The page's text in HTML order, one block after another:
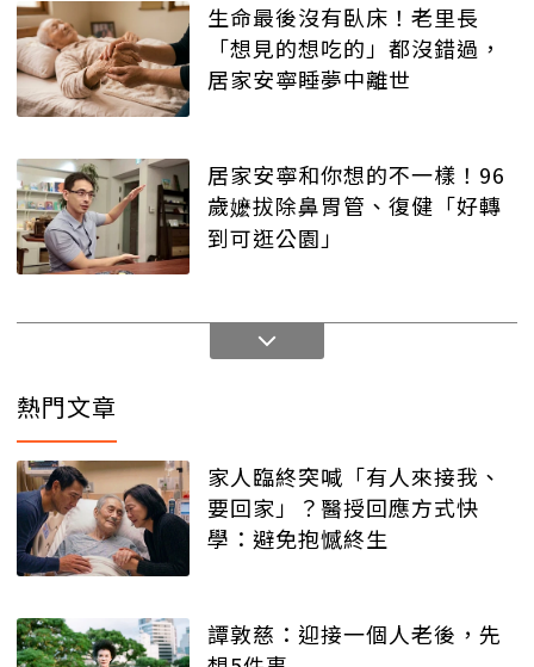
生命最後沒有臥床！老里長
「想見的想吃的」都沒錯過，
居家安寧睡夢中離世
居家安寧和你想的不一樣！96
歲嬷拔除鼻胃管、復健「好轉
到可逛公園」
熱門文章
家人臨終突喊「有人來接我、
要回家」？醫授回應方式快
學：避免抱憾終生
譚敦慈：迎接一個人老後，先